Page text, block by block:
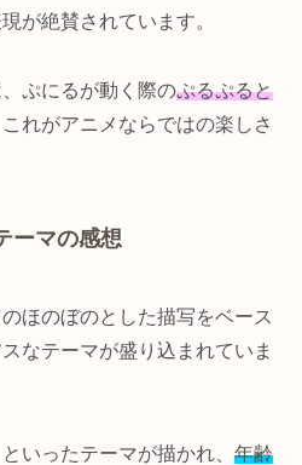
が絶賛されています。
ぷにるが動く際のぷるぷると
れがアニメならではの楽しさ
ーマの感想
ほのぼのとした描写をベース
なテーマが盛り込まれていま
いったテーマが描かれ、 年齢